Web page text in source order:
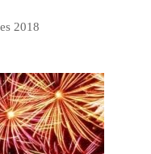
2018